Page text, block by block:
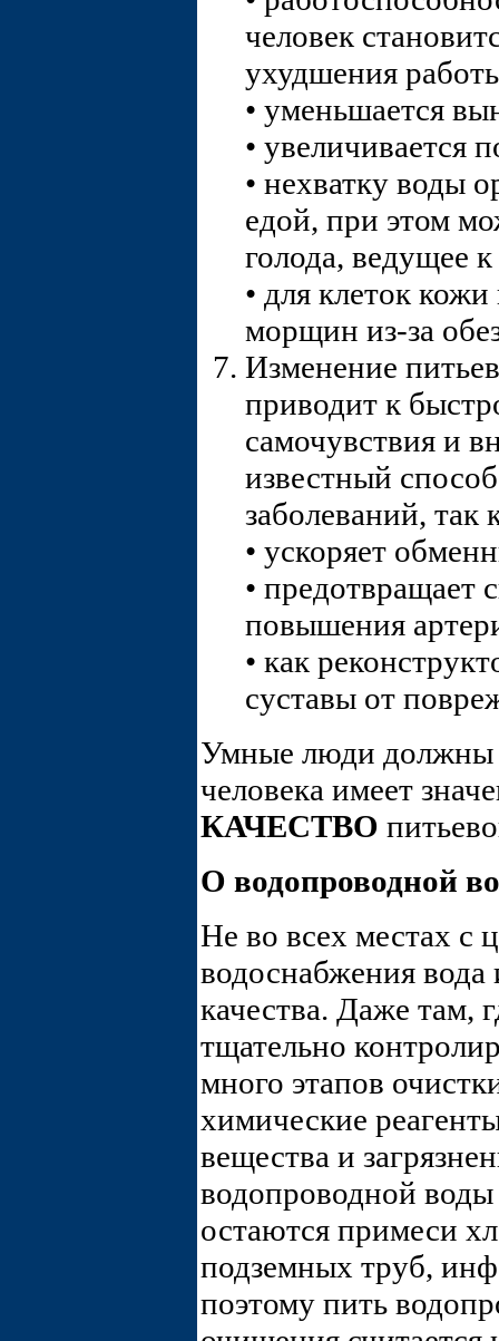
человек
ухудшения
• уменьшается
• увеличивается
• нехватку воды
едой, при этом
голода, ведущее
• для клеток
морщин из-за
Изменение
приводит к
самочувствия и
известный
заболеваний, так
• ускоряет
• предотвращает
повышения
• как
суставы от
Умные люди должны
человека имеет
КАЧЕСТВО
О водопроводной
Не во всех местах с
водоснабжения вода
качества. Даже там,
тщательно
много этапов
химические
вещества и
водопроводной
остаются примеси
подземных труб,
поэтому пить